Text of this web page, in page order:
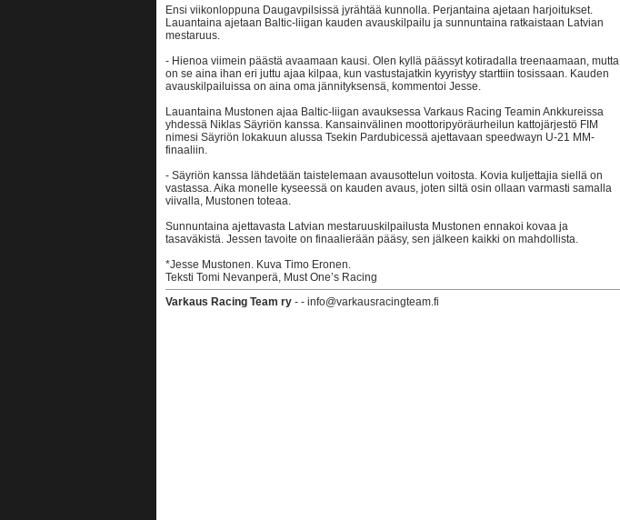
Ensi viikonloppuna Daugavpilsissä jyrähtää kunnolla. Perjantaina ajetaan harjoitukset.
Lauantaina ajetaan Baltic-liigan kauden avauskilpailu ja sunnuntaina ratkaistaan Latvian
mestaruus.
- Hienoa viimein päästä avaamaan kausi. Olen kyllä päässyt kotiradalla treenaamaan, mutta
on se aina ihan eri juttu ajaa kilpaa, kun vastustajatkin kyyristyy starttiin tosissaan. Kauden
avauskilpailuissa on aina oma jännityksensä, kommentoi Jesse.
Lauantaina Mustonen ajaa Baltic-liigan avauksessa Varkaus Racing Teamin Ankkureissa
yhdessä Niklas Säyriön kanssa. Kansainvälinen moottoripyöräurheilun kattojärjestö FIM
nimesi Säyriön lokakuun alussa Tsekin Pardubicessä ajettavaan speedwayn U-21 MM-
finaaliin.
- Säyriön kanssa lähdetään taistelemaan avausottelun voitosta. Kovia kuljettajia siellä on
vastassa. Aika monelle kyseessä on kauden avaus, joten siltä osin ollaan varmasti samalla
viivalla, Mustonen toteaa.
Sunnuntaina ajettavasta Latvian mestaruuskilpailusta Mustonen ennakoi kovaa ja
tasaväkistä. Jessen tavoite on finaalierään pääsy, sen jälkeen kaikki on mahdollista.
*Jesse Mustonen. Kuva Timo Eronen.
Teksti Tomi Nevanperä, Must One’s Racing
Varkaus Racing Team ry - - info@varkausracingteam.fi